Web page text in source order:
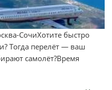
СочиХотите быстро
Тогда перелёт — ваш
самолёт?Время